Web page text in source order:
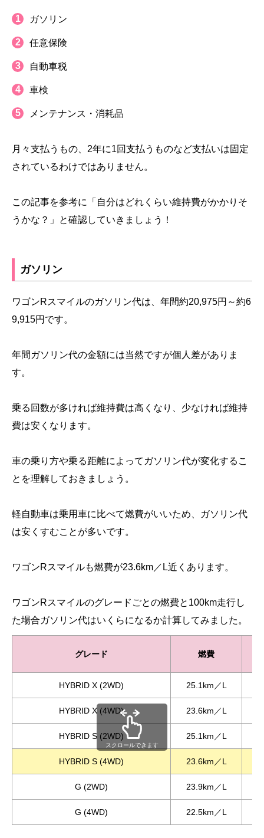
ガソリン
任意保険
自動車税
車検
メンテナンス・消耗品
月々支払うもの、2年に1回支払うものなど支払いは固定
されているわけではありません。
この記事を参考に「自分はどれくらい維持費がかかりそ
うかな？」と確認していきましょう！
ガソリン
ワゴンRスマイルのガソリン代は、年間約20,975円～約6
9,915円です。
年間ガソリン代の金額には当然ですが個人差がありま
す。
乗る回数が多ければ維持費は高くなり、少なければ維持
費は安くなります。
車の乗り方や乗る距離によってガソリン代が変化するこ
とを理解しておきましょう。
軽自動車は乗用車に比べて燃費がいいため、ガソリン代
は安くすむことが多いです。
ワゴンRスマイルも燃費が23.6km／L近くあります。
ワゴンRスマイルのグレードごとの燃費と100km走行し
た場合ガソリン代はいくらになるか計算してみました。
グレード 燃費
HYBRID X (2WD) 25.1km／L
HYBRID X (4WD) 23.6km／L
HYBRID S (2WD) 25.1km／L
HYBRID S (4WD) 23.6km／L
G (2WD) 23.9km／L
G (4WD) 22.5km／L
スクロールできます